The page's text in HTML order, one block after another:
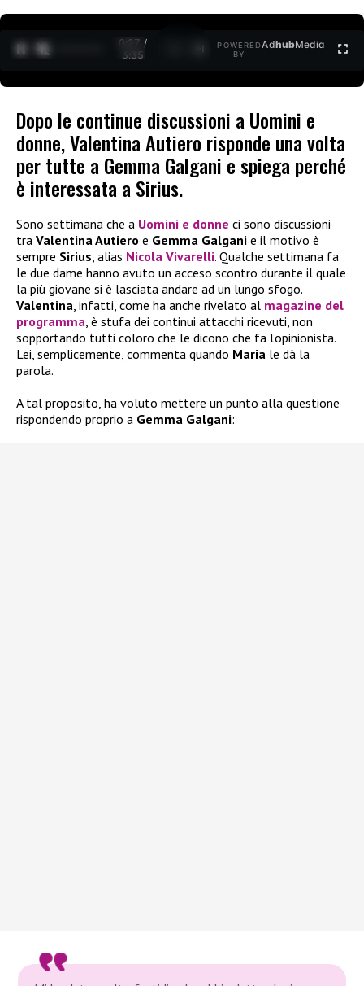
0:27 /
3:35
POWERED
BY
AdhubMedia
Dopo le continue discussioni a Uomini e
donne, Valentina Autiero risponde una volta
per tutte a Gemma Galgani e spiega perché
è interessata a Sirius.
Sono settimana che a Uomini e donne ci sono discussioni
tra Valentina Autiero e Gemma Galgani e il motivo è
sempre Sirius, alias Nicola Vivarelli. Qualche settimana fa
le due dame hanno avuto un acceso scontro durante il quale
la più giovane si è lasciata andare ad un lungo sfogo.
Valentina, infatti, come ha anche rivelato al magazine del
programma, è stufa dei continui attacchi ricevuti, non
sopportando tutti coloro che le dicono che fa l’opinionista.
Lei, semplicemente, commenta quando Maria le dà la
parola.
A tal proposito, ha voluto mettere un punto alla questione
rispondendo proprio a Gemma Galgani: